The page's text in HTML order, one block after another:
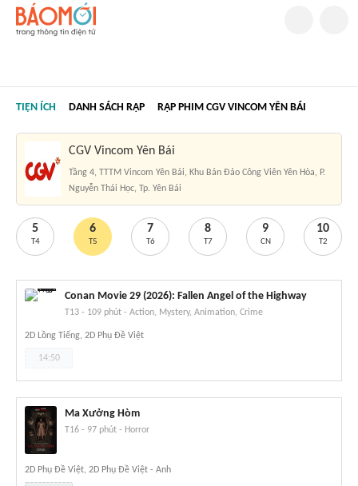
TIỆN ÍCH DANH SÁCH RẠP RẠP PHIM CGV VINCOM YÊN BÁI
CGV Vincom Yên Bái
Tầng 4, TTTM Vincom Yên Bái, Khu Bán Đảo Công Viên Yên Hòa, P.
Nguyễn Thái Học, Tp. Yên Bái
5
T4
6
T5
7
T6
8
T7
9
CN
10
T2
Conan Movie 29 (2026): Fallen Angel of the Highway
T13 - 109 phút - Action, Mystery, Animation, Crime
2D Lồng Tiếng, 2D Phụ Đề Việt
14:50
Ma Xưởng Hòm
T16 - 97 phút - Horror
2D Phụ Đề Việt, 2D Phụ Đề Việt - Anh